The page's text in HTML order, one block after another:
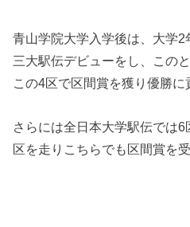
青山学院大学入学後は、大学
三大駅伝デビューをし、この
この4区で区間賞を獲り優勝に
さらには全日本大学駅伝では
区を走りこちらでも区間賞を